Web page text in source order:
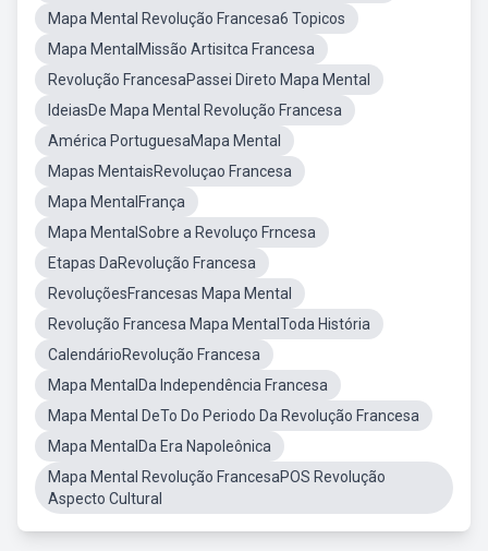
Mapa Mental Revolução Francesa6 Topicos
Mapa MentalMissão Artisitca Francesa
Revolução FrancesaPassei Direto Mapa Mental
IdeiasDe Mapa Mental Revolução Francesa
América PortuguesaMapa Mental
Mapas MentaisRevoluçao Francesa
Mapa MentalFrança
Mapa MentalSobre a Revoluço Frncesa
Etapas DaRevolução Francesa
RevoluçõesFrancesas Mapa Mental
Revolução Francesa Mapa MentalToda História
CalendárioRevolução Francesa
Mapa MentalDa Independência Francesa
Mapa Mental DeTo Do Periodo Da Revolução Francesa
Mapa MentalDa Era Napoleônica
Mapa Mental Revolução FrancesaPOS Revolução
Aspecto Cultural